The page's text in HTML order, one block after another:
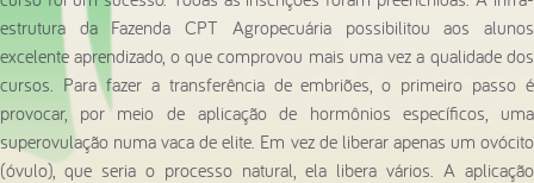
estrutura da Fazenda CPT Agropecuária possibilitou aos alunos
excelente aprendizado, o que comprovou mais uma vez a qualidade dos
cursos. Para fazer a transferência de embriões, o primeiro passo é
provocar, por meio de aplicação de hormônios específicos, uma
superovulação numa vaca de elite. Em vez de liberar apenas um ovócito
(óvulo), que seria o processo natural, ela libera vários. A aplicação